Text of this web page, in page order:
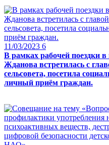
11/03/2023 6
В рамках рабочей поездки
Жданова встретилась с
сельсовета, посетила
личный приём граждан.